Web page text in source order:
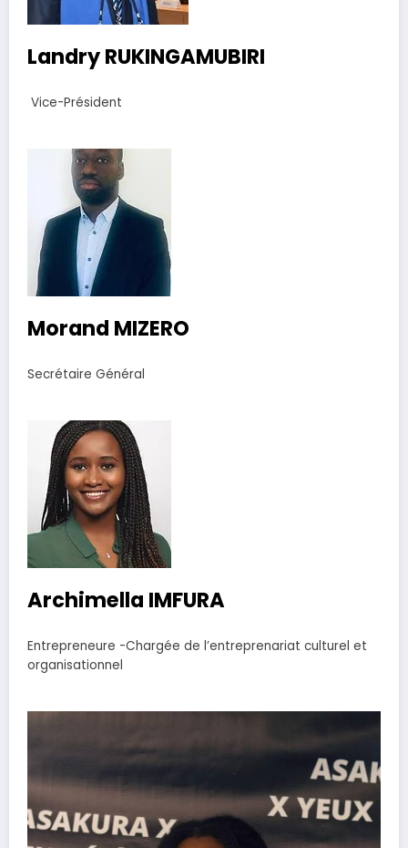
Landry RUKINGAMUBIRI
​ Vice-Président
Morand MIZERO
Secrétaire Général
Archimella IMFURA
Entrepreneure -Chargée de l’entreprenariat culturel et
organisationnel